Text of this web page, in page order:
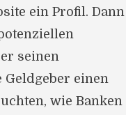
ein Profil. Dann
seinen
einen
wie Banken